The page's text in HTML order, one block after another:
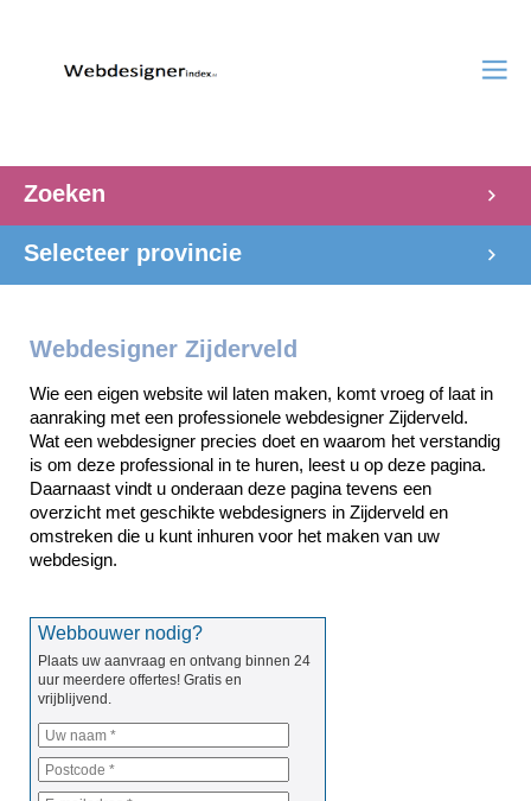
Zoeken
Selecteer provincie
Webdesigner Zijderveld
Wie een eigen website wil laten maken, komt vroeg of laat in
aanraking met een professionele webdesigner Zijderveld.
Wat een webdesigner precies doet en waarom het verstandig
is om deze professional in te huren, leest u op deze pagina.
Daarnaast vindt u onderaan deze pagina tevens een
overzicht met geschikte webdesigners in Zijderveld en
omstreken die u kunt inhuren voor het maken van uw
webdesign.